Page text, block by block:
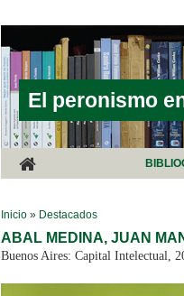
El peronismo
SE ENCUENTRA USTED AQUÍ
Inicio » Destacados
ABAL MEDINA, JUAN
Buenos Aires: Capital Intelectual,